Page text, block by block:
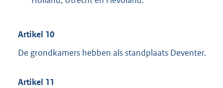
Artikel 10
De grondkamers hebben als standplaats Deventer.
Artikel 11